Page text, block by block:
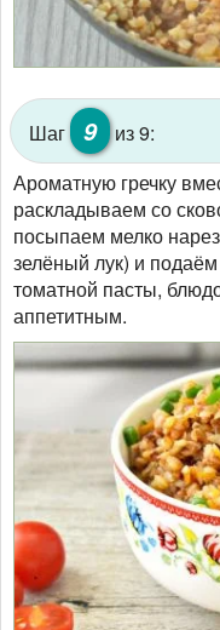
Шаг 9
из 9:
Ароматную гречку
раскладываем со
посыпаем мелко
зелёный лук) и
томатной пасты,
аппетитным.